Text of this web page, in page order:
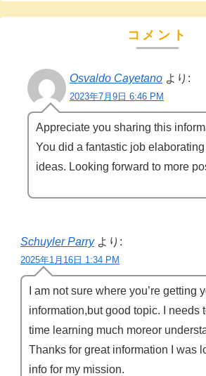
コメント
Osvaldo Cayetano より:
2023年7月9日 6:46 PM
Appreciate you sharing this
You did a fantastic job
ideas. Looking forward to more
Schuyler Parry より:
2025年1月16日 1:34 PM
I am not sure where you’re getting
information,but good topic. I needs
time learning much moreor
Thanks for great information I was
info for my mission.